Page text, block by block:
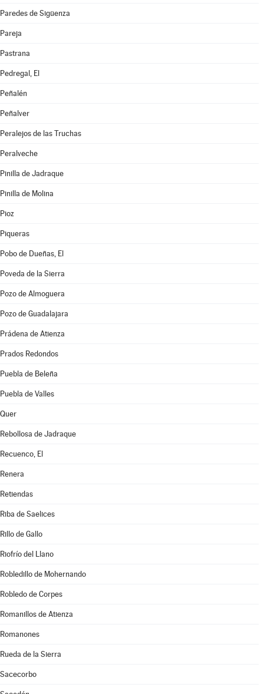
Paredes de Sigüenza
Pareja
Pastrana
Pedregal, El
Peñalén
Peñalver
Peralejos de las Truchas
Peralveche
Pinilla de Jadraque
Pinilla de Molina
Pioz
Piqueras
Pobo de Dueñas, El
Poveda de la Sierra
Pozo de Almoguera
Pozo de Guadalajara
Prádena de Atienza
Prados Redondos
Puebla de Beleña
Puebla de Valles
Quer
Rebollosa de Jadraque
Recuenco, El
Renera
Retiendas
Riba de Saelices
Rillo de Gallo
Riofrío del Llano
Robledillo de Mohernando
Robledo de Corpes
Romanillos de Atienza
Romanones
Rueda de la Sierra
Sacecorbo